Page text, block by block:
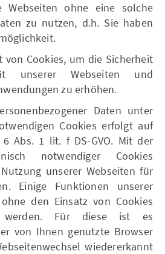
Webseiten ohne eine solche
zu nutzen, d.h. Sie haben
von Cookies, um die Sicherheit
unserer Webseiten und
zu erhöhen.
Daten unter
Cookies erfolgt auf
Abs. 1 lit. f DS-GVO. Mit der
notwendiger Cookies
unserer Webseiten für
Einige Funktionen unserer
den Einsatz von Cookies
werden. Für diese ist es
von Ihnen genutzte Browser
wiedererkannt